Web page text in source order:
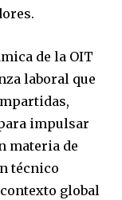
de la OIT
laboral que
impulsar
materia de
técnico
global